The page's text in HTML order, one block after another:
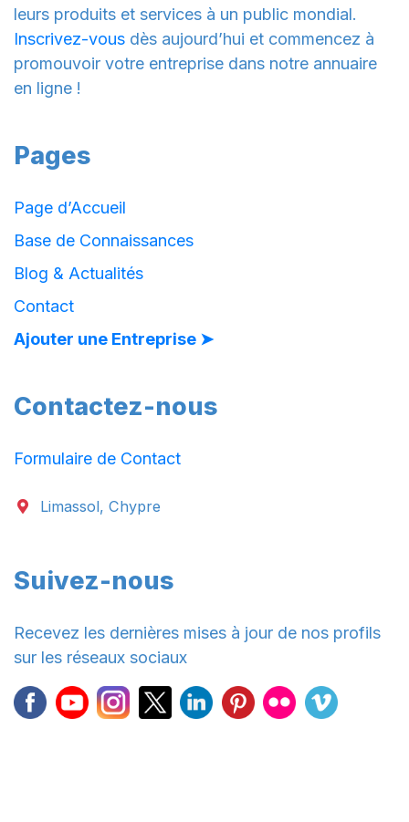
leurs produits et services à un public mondial.
Inscrivez-vous dès aujourd’hui et commencez à
promouvoir votre entreprise dans notre annuaire
en ligne !
Pages
Page d’Accueil
Base de Connaissances
Blog & Actualités
Contact
Ajouter une Entreprise ➤
Contactez-nous
Formulaire de Contact
Limassol, Chypre
Suivez-nous
Recevez les dernières mises à jour de nos profils
sur les réseaux sociaux